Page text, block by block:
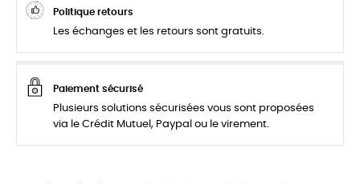
Politique retours
Les échanges et les retours sont gratuits.
Paiement sécurisé
Plusieurs solutions sécurisées vous sont proposées
via le Crédit Mutuel, Paypal ou le virement.